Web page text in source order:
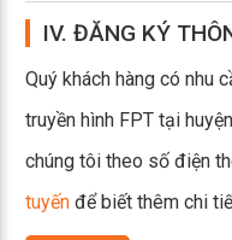
IV. ĐĂNG KÝ
Quý khách hàng có nhu
truyền hình FPT tại
chúng tôi theo số điện
tuyến để biết thêm chi